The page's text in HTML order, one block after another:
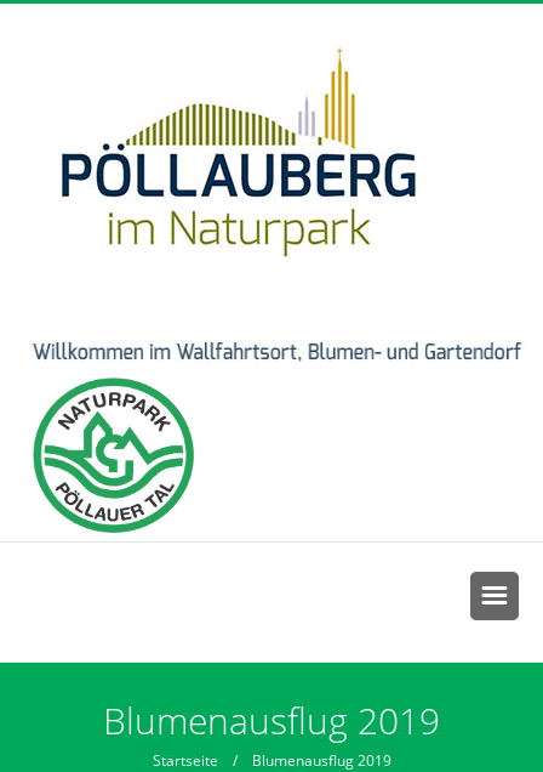
Blumenausflug 2019
Startseite / Blumenausflug 2019